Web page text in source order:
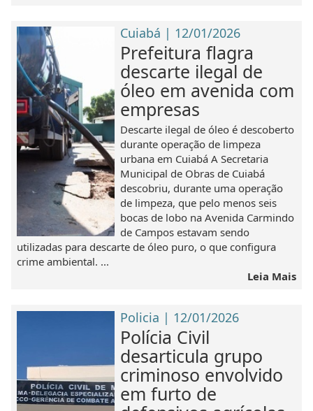
Cuiabá | 12/01/2026
Prefeitura flagra
descarte ilegal de
óleo em avenida com
empresas
Descarte ilegal de óleo é descoberto
durante operação de limpeza
urbana em Cuiabá A Secretaria
Municipal de Obras de Cuiabá
descobriu, durante uma operação
de limpeza, que pelo menos seis
bocas de lobo na Avenida Carmindo
de Campos estavam sendo
utilizadas para descarte de óleo puro, o que configura
crime ambiental. ...
Leia Mais
Policia | 12/01/2026
Polícia Civil
desarticula grupo
criminoso envolvido
em furto de